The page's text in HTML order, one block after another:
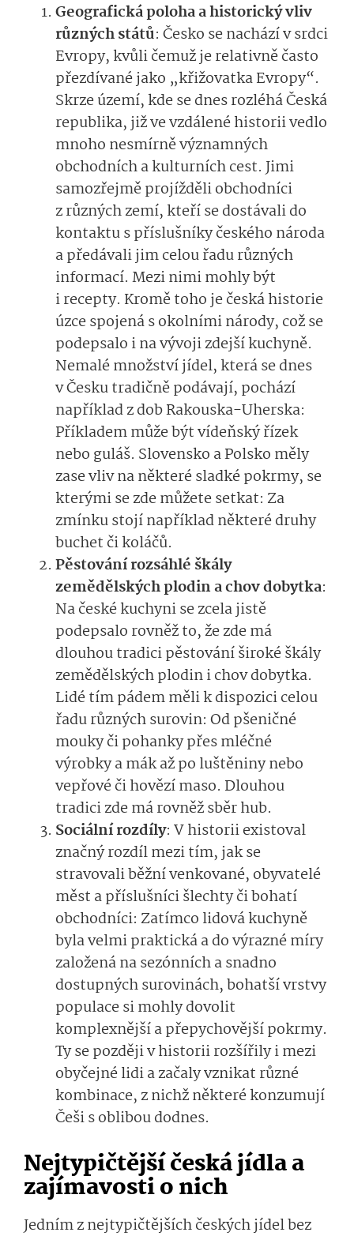
Geografická poloha a historický vliv
různých států: Česko se nachází v srdci
Evropy, kvůli čemuž je relativně často
přezdívané jako „křižovatka Evropy“.
Skrze území, kde se dnes rozléhá Česká
republika, již ve vzdálené historii vedlo
mnoho nesmírně významných
obchodních a kulturních cest. Jimi
samozřejmě projížděli obchodníci
z různých zemí, kteří se dostávali do
kontaktu s příslušníky českého národa
a předávali jim celou řadu různých
informací. Mezi nimi mohly být
i recepty. Kromě toho je česká historie
úzce spojená s okolními národy, což se
podepsalo i na vývoji zdejší kuchyně.
Nemalé množství jídel, která se dnes
v Česku tradičně podávají, pochází
například z dob Rakouska-Uherska:
Příkladem může být vídeňský řízek
nebo guláš. Slovensko a Polsko měly
zase vliv na některé sladké pokrmy, se
kterými se zde můžete setkat: Za
zmínku stojí například některé druhy
buchet či koláčů.
Pěstování rozsáhlé škály
zemědělských plodin a chov dobytka:
Na české kuchyni se zcela jistě
podepsalo rovněž to, že zde má
dlouhou tradici pěstování široké škály
zemědělských plodin i chov dobytka.
Lidé tím pádem měli k dispozici celou
řadu různých surovin: Od pšeničné
mouky či pohanky přes mléčné
výrobky a mák až po luštěniny nebo
vepřové či hovězí maso. Dlouhou
tradici zde má rovněž sběr hub.
Sociální rozdíly: V historii existoval
značný rozdíl mezi tím, jak se
stravovali běžní venkované, obyvatelé
měst a příslušníci šlechty či bohatí
obchodníci: Zatímco lidová kuchyně
byla velmi praktická a do výrazné míry
založená na sezónních a snadno
dostupných surovinách, bohatší vrstvy
populace si mohly dovolit
komplexnější a přepychovější pokrmy.
Ty se později v historii rozšířily i mezi
obyčejné lidi a začaly vznikat různé
kombinace, z nichž některé konzumují
Češi s oblibou dodnes.
Nejtypičtější česká jídla a
zajímavosti o nich
Jedním z nejtypičtějších českých jídel bez